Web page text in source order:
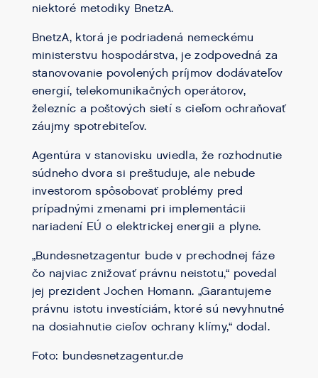
niektoré metodiky BnetzA.
BnetzA, ktorá je podriadená nemeckému
ministerstvu hospodárstva, je zodpovedná za
stanovovanie povolených príjmov dodávateľov
energií, telekomunikačných operátorov,
železníc a poštových sietí s cieľom ochraňovať
záujmy spotrebiteľov.
Agentúra v stanovisku uviedla, že rozhodnutie
súdneho dvora si preštuduje, ale nebude
investorom spôsobovať problémy pred
prípadnými zmenami pri implementácii
nariadení EÚ o elektrickej energii a plyne.
„Bundesnetzagentur bude v prechodnej fáze
čo najviac znižovať právnu neistotu,“ povedal
jej prezident Jochen Homann. „Garantujeme
právnu istotu investíciám, ktoré sú nevyhnutné
na dosiahnutie cieľov ochrany klímy,“ dodal.
Foto: bundesnetzagentur.de